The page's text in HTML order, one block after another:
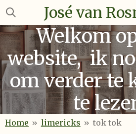
Ga
naar
de
hoofdinhoud
José van
Welkom
website, ik
om verder te
te
Home » limericks » tok tok